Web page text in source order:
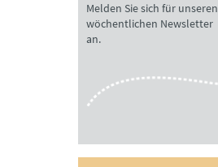
Melden Sie sich für unseren
wöchentlichen Newsletter
an.